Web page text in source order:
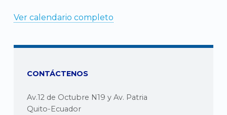
Ver calendario completo
CONTÁCTENOS
Av.12 de Octubre N19 y Av. Patria
Quito-Ecuador